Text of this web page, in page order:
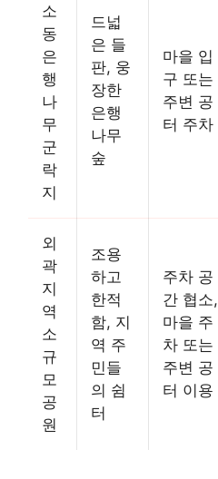
소
동
은
행
나
무
군
락
지
드넓
은 들
판, 웅
장한
은행
나무
숲
마을 입
구 또는
주변 공
터 주차
외
곽
지
역
소
규
모
공
원
조용
하고
한적
함, 지
역 주
민들
의 쉼
터
주차 공
간 협소,
마을 주
차 또는
주변 공
터 이용